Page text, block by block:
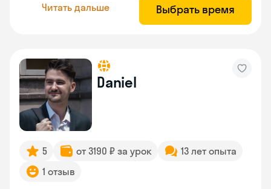
Читать дальше Выбрать время
Daniel
5 от 3190 ₽ за урок
13 лет опыта
1 отзыв